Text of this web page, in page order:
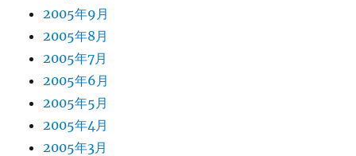
2005年9月
2005年8月
2005年7月
2005年6月
2005年5月
2005年4月
2005年3月